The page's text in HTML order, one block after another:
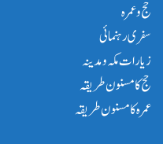
حج و عمرہ
سفری رہنمائی
زیارات مکہ و مدینہ
حج کا مسنون طریقہ
عمرہ کا مسنون طریقہ